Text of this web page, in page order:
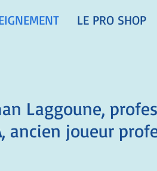
LE PRO SHOP
Laggoune,
ancien joueur